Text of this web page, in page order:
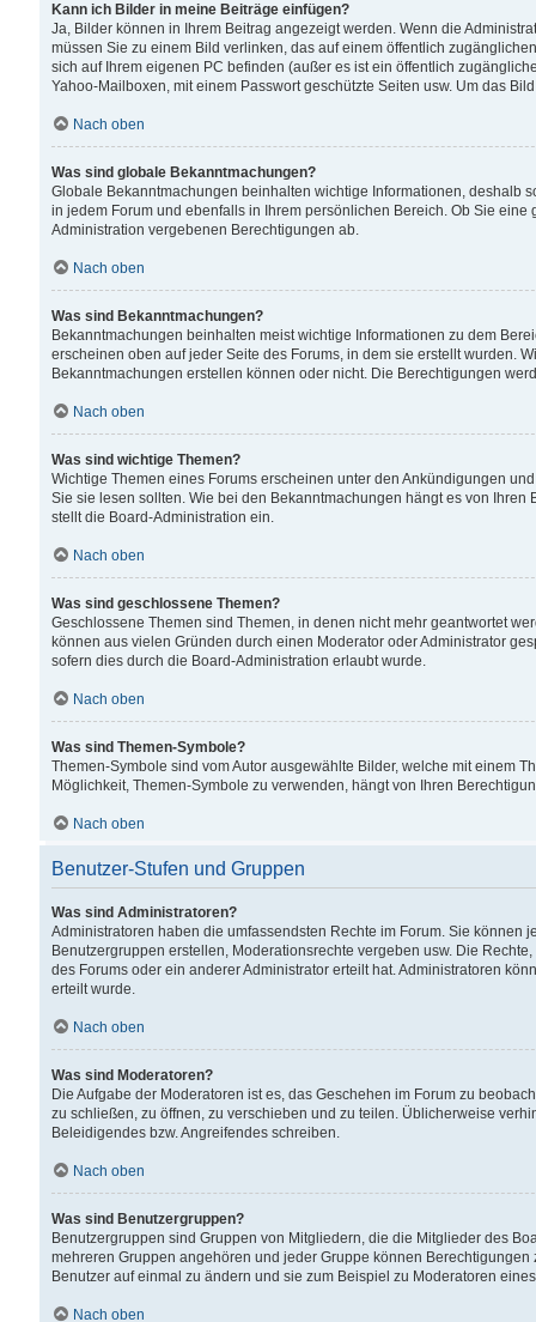
Kann ich Bilder in meine Beiträge einfügen?
Ja, Bilder können in Ihrem Beitrag angezeigt werden. Wenn die
müssen Sie zu einem Bild verlinken, das auf einem öffentlich
sich auf Ihrem eigenen PC befinden (außer es ist ein öffentlich
Yahoo-Mailboxen, mit einem Passwort geschützte Seiten usw. Um das
Nach oben
Was sind globale Bekanntmachungen?
Globale Bekanntmachungen beinhalten wichtige Informationen, deshalb
in jedem Forum und ebenfalls in Ihrem persönlichen Bereich. Ob Sie
Administration vergebenen Berechtigungen ab.
Nach oben
Was sind Bekanntmachungen?
Bekanntmachungen beinhalten meist wichtige Informationen zu dem
erscheinen oben auf jeder Seite des Forums, in dem sie erstellt wurden.
Bekanntmachungen erstellen können oder nicht. Die Berechtigungen
Nach oben
Was sind wichtige Themen?
Wichtige Themen eines Forums erscheinen unter den Ankündigungen
Sie sie lesen sollten. Wie bei den Bekanntmachungen hängt es von
stellt die Board-Administration ein.
Nach oben
Was sind geschlossene Themen?
Geschlossene Themen sind Themen, in denen nicht mehr geantwortet
können aus vielen Gründen durch einen Moderator oder Administrator
sofern dies durch die Board-Administration erlaubt wurde.
Nach oben
Was sind Themen-Symbole?
Themen-Symbole sind vom Autor ausgewählte Bilder, welche mit einem
Möglichkeit, Themen-Symbole zu verwenden, hängt von Ihren
Nach oben
Benutzer-Stufen und Gruppen
Was sind Administratoren?
Administratoren haben die umfassendsten Rechte im Forum. Sie können
Benutzergruppen erstellen, Moderationsrechte vergeben usw. Die
des Forums oder ein anderer Administrator erteilt hat. Administratoren
erteilt wurde.
Nach oben
Was sind Moderatoren?
Die Aufgabe der Moderatoren ist es, das Geschehen im Forum zu
zu schließen, zu öffnen, zu verschieben und zu teilen. Üblicherweise
Beleidigendes bzw. Angreifendes schreiben.
Nach oben
Was sind Benutzergruppen?
Benutzergruppen sind Gruppen von Mitgliedern, die die Mitglieder des
mehreren Gruppen angehören und jeder Gruppe können
Benutzer auf einmal zu ändern und sie zum Beispiel zu Moderatoren
Nach oben